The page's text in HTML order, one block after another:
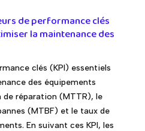
de performance clés
la maintenance des
clés (KPI) essentiels
des équipements
réparation (MTTR), le
(MTBF) et le taux de
En suivant ces KPI, les